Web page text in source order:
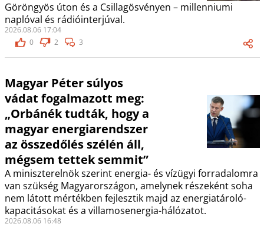
Göröngyös úton és a Csillagösvényen – millenniumi
naplóval és rádióinterjúval.
2026.08.06 17:04
0
2 3
Magyar Péter súlyos
vádat fogalmazott meg:
„Orbánék tudták, hogy a
magyar energiarendszer
az összedőlés szélén áll,
mégsem tettek semmit”
A miniszterelnök szerint energia- és vízügyi forradalomra
van szükség Magyarországon, amelynek részeként soha
nem látott mértékben fejlesztik majd az energiatároló-
kapacitásokat és a villamosenergia-hálózatot.
2026.08.06 16:48